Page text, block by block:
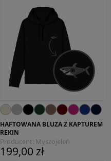
HAFTOWANA BLUZA Z KAPTUREM
REKIN
Producent: Myszojeleń
199,00 zł